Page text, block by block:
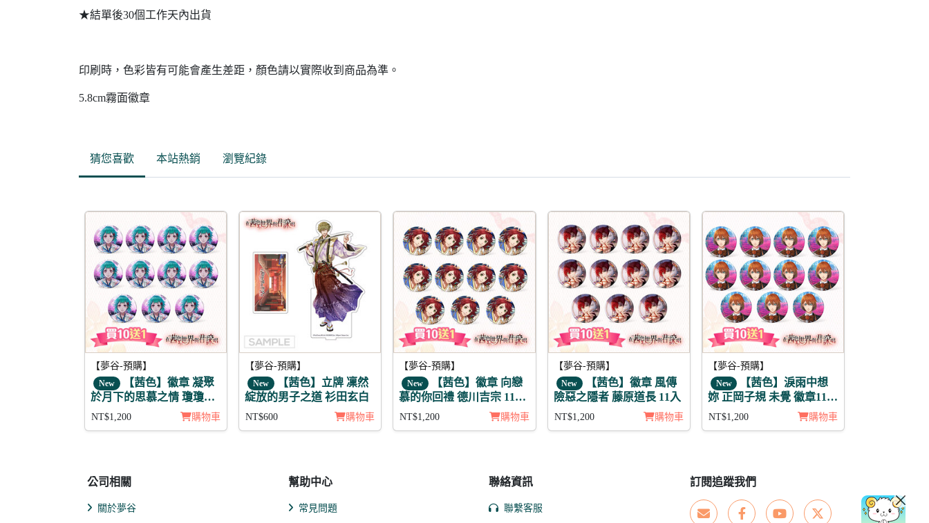
★結單後30個工作天內出貨
印刷時，色彩皆有可能會產生差距，顏色請以實際收到商品為準。
5.8cm霧面徽章
猜您喜歡 本站熱銷 瀏覽紀錄
【夢谷-預購】
New 【茜色】徽章 凝聚
於月下的思慕之情 瓊瓊杵
陰覺 11入
NT$1,200 購物車
【夢谷-預購】
New 【茜色】立牌 凜然
綻放的男子之道 衫田玄白
NT$600 購物車
【夢谷-預購】
New 【茜色】徽章 向戀
慕的你回禮 德川吉宗 11入
(陽覺)
NT$1,200 購物車
【夢谷-預購】
New
【茜色】徽章 風傳
險惡之隱者 藤原道長 11入
NT$1,200 購物車
【夢谷-預購】
New
【茜色】淚雨中想
妳 正岡子規 未覺 徽章11入
NT$1,200 購物車
公司相關
關於夢谷
幫助中心
常見問題
聯絡資訊
聯繫客服
訂閱追蹤我們